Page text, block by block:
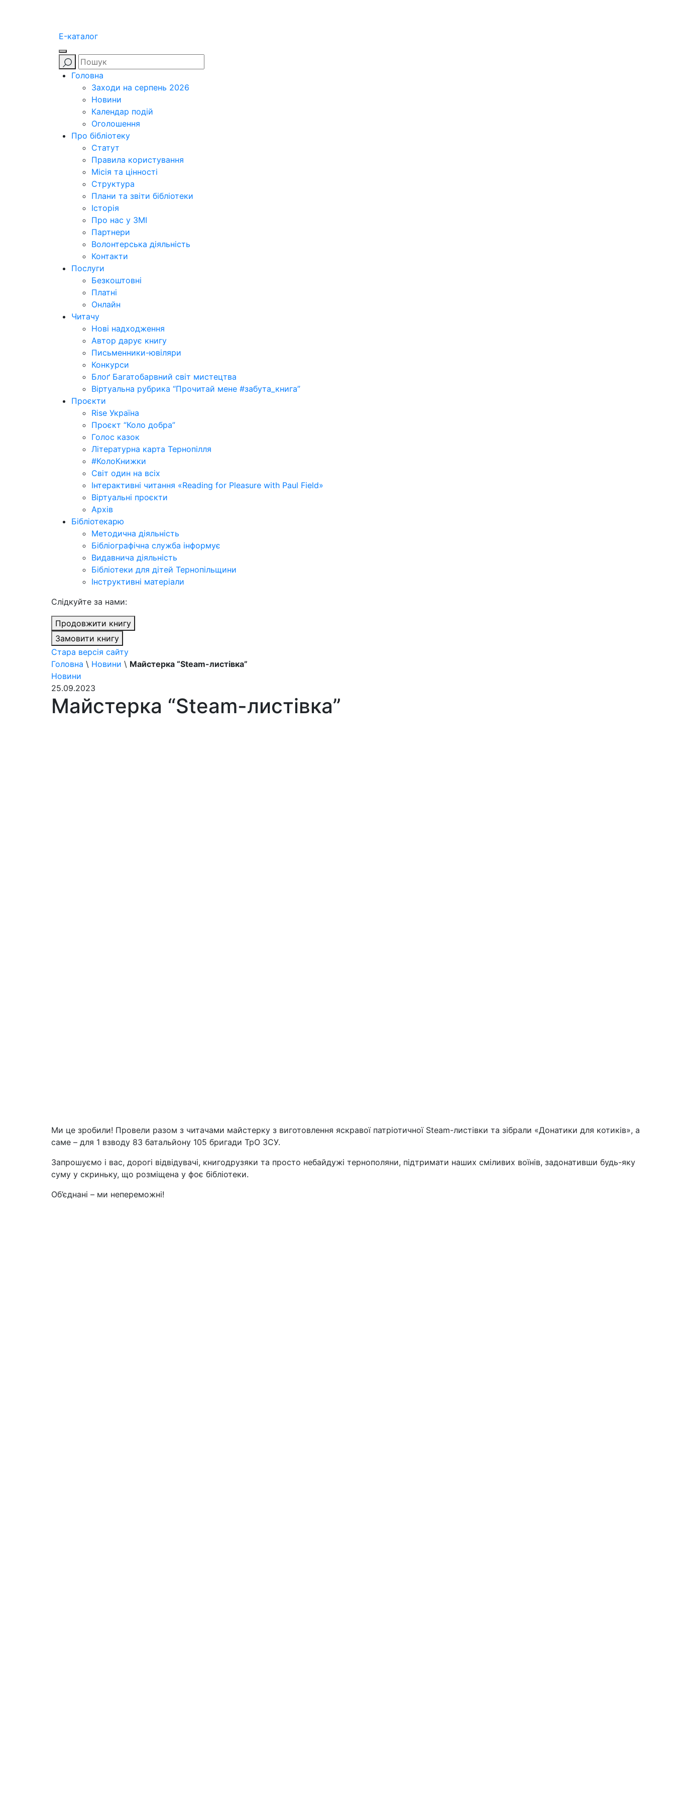
E-каталог
Головна
Заходи на серпень 2026
Новини
Календар подій
Оголошення
Про бібліотеку
Статут
Правила користування
Місія та цінності
Структура
Плани та звіти бібліотеки
Історія
Про нас у ЗМІ
Партнери
Волонтерська діяльність
Контакти
Послуги
Безкоштовні
Платні
Онлайн
Читачу
Нові надходження
Автор дарує книгу
Письменники-ювіляри
Конкурси
Блоґ Багатобарвний світ мистецтва
Віртуальна рубрика “Прочитай мене #забута_книга”
Проєкти
Rise Україна
Проєкт “Коло добра”
Голос казок
Літературна карта Тернопілля
#КолоКнижки
Світ один на всіх
Інтерактивні читання «Reading for Pleasure with Paul Field»
Віртуальні проєкти
Архів
Бібліотекарю
Методична діяльність
Бібліографічна служба інформує
Видавнича діяльність
Бібліотеки для дітей Тернопільщини
Інструктивні матеріали
Cлідкуйте за нами:
Продовжити книгу
Замовити книгу
Стара версія сайту
Головна \ Новини \ Майстерка “Steam-листівка”
Новини
25.09.2023
Майстерка “Steam-листівка”
Ми це зробили! Провели разом з читачами майстерку з виготовлення яскравої патріотичної Steam-листівки та зібрали «Донатики для котиків», а
саме – для 1 взводу 83 батальйону 105 бригади ТрО ЗСУ.
Запрошуємо і вас, дорогі відвідувачі, книгодрузяки та просто небайдужі тернополяни, підтримати наших сміливих воїнів, задонативши будь-яку
суму у скриньку, що розміщена у фоє бібліотеки.
Об’єднані – ми непереможні!